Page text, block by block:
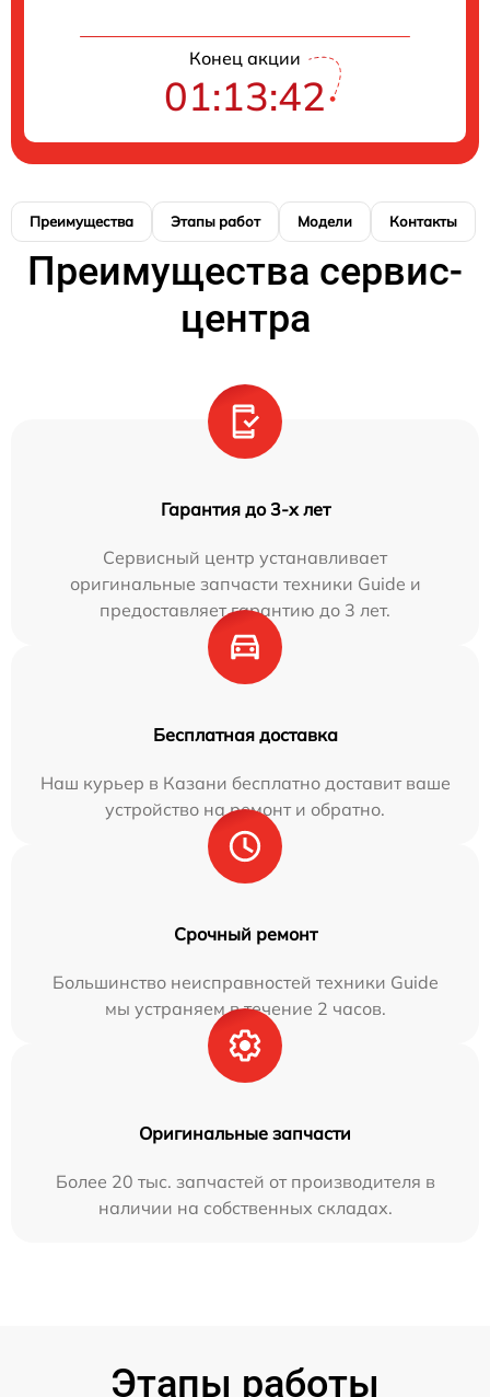
Конец акции
01:13:42
Преимущества Этапы работ Модели Контакты
Преимущества сервис-
центра
Гарантия до 3-х лет
Сервисный центр устанавливает
оригинальные запчасти техники Guide и
предоставляет гарантию до 3 лет.
Бесплатная доставка
Наш курьер в Казани бесплатно доставит ваше
устройство на ремонт и обратно.
Срочный ремонт
Большинство неисправностей техники Guide
мы устраняем в течение 2 часов.
Оригинальные запчасти
Более 20 тыс. запчастей от производителя в
наличии на собственных складах.
Этапы работы